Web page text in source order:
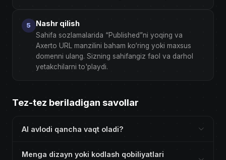
Nashr qilish
Sahifa sozlamalarida “Published”ni yoqing va
Axerto URL manzilini baham ko‘ring yoki maxsus
domenni ulang. Sizning sahifangiz faol va darhol
yetakchilarni to'playdi.
Tez-tez beriladigan savollar
AI avlodi qancha vaqt oladi?
Menga dizayn yoki kodlash qobiliyatlari